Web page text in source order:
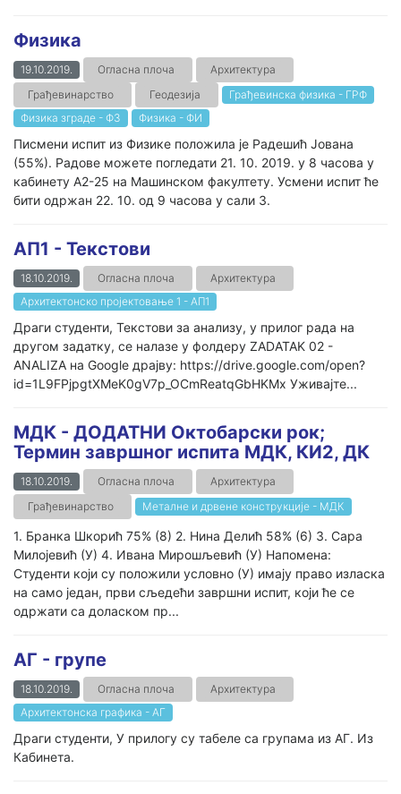
Физика
19.10.2019. Огласна плоча
Архитектура
Грађевинарство
Геодезија
Грађевинска физика - ГРФ
Физика зграде - ФЗ
Физика - ФИ
Писмени испит из Физике положила је Радешић Јована
(55%). Радове можете погледати 21. 10. 2019. у 8 часова у
кабинету А2-25 на Машинском факултету. Усмени испит ће
бити одржан 22. 10. од 9 часова у сали 3.
АП1 - Текстови
18.10.2019. Огласна плоча
Архитектура
Архитектонско пројектовање 1 - AП1
Драги студенти, Текстови за анализу, у прилог рада на
другом задатку, се налазе у фолдеру ZADATAK 02 -
ANALIZA на Google драјву: https://drive.google.com/open?
id=1L9FPjpgtXMeK0gV7p_OCmReatqGbHKMx Уживајте...
МДК - ДОДАТНИ Октобарски рок;
Термин завршног испита МДК, КИ2, ДК
18.10.2019. Огласна плоча
Архитектура
Грађевинарство
Металне и дрвене конструкције - МДК
1. Бранка Шкорић 75% (8) 2. Нина Делић 58% (6) 3. Сара
Милојевић (У) 4. Ивана Мирошљевић (У) Напомена:
Студенти који су положили условно (У) имају право изласка
на само један, први сљедећи завршни испит, који ће се
одржати са доласком пр...
AГ - групе
18.10.2019. Огласна плоча
Архитектура
Архитектонска графика - АГ
Драги студенти, У прилогу су табеле са групама из АГ. Из
Кабинета.